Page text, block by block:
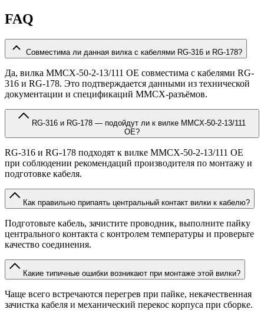
FAQ
Совместима ли данная вилка с кабелями RG-316 и RG-178?
Да, вилка MMCX-50-2-13/111 OE совместима с кабелями RG-
316 и RG-178. Это подтверждается данными из технической
документации и спецификаций MMCX-разъёмов.
OE?
RG-316 и RG-178 подходят к вилке MMCX-50-2-13/111 OE
при соблюдении рекомендаций производителя по монтажу и
подготовке кабеля.
Как правильно припаять центральный контакт вилки к кабелю?
Подготовьте кабель, зачистите проводник, выполните пайку
центрального контакта с контролем температуры и проверьте
качество соединения.
Какие типичные ошибки возникают при монтаже этой вилки?
Чаще всего встречаются перегрев при пайке, некачественная
зачистка кабеля и механический перекос корпуса при сборке.